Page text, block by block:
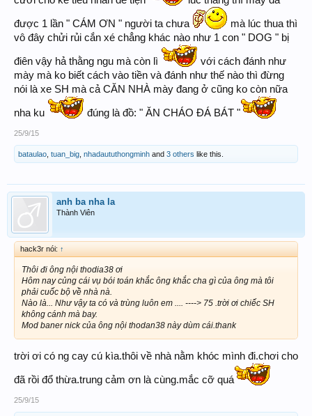
được 1 lần " CÁM ƠN " người ta chưa
mà lúc thua thì
vô đây chửi rủi cắn xé chẳng khác nào như 1 con " DOG " bị
điên vậy hả thằng ngu mà còn lì
với cách đánh như
mày mà ko biết cách vào tiền và đánh như thế nào thì đừng
nói là xe SH mà cả CĂN NHÀ mày đang ở cũng ko còn nữa
nha ku đúng là đồ: " ĂN CHÁO ĐÁ BÁT "
25/9/15
bataulao tuan_big nhadaututhongminh and 3 others like this.
anh ba nha la
Thành Viên
hack3r nói: ↑
Thôi đi ông nội thodia38 ơi
Hôm nay củng cái vụ bói toán khắc ông khắc cha gì của ông mà tôi
phải cuốc bộ về nhà nà.
Nào là... Như vậy ta có và trùng luôn em .... ----> 75 .trời ơi chiếc SH
không cánh mà bay.
Mod baner nick của ông nội thodan38 này dùm cái.thank
trời ơi có ng cay cú kìa.thôi về nhà nằm khóc mình đi.chơi cho
đã rồi đổ thừa.trung cảm ơn là cùng.mắc cỡ quá
25/9/15